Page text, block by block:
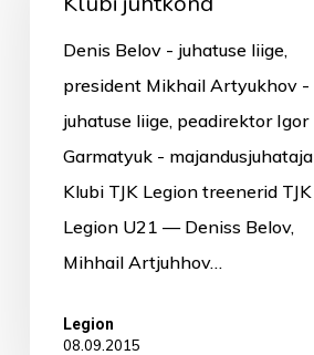
Denis Belov - juhatuse liige,
president Mikhail Artyukhov -
juhatuse liige, peadirektor Igor
Garmatyuk - majandusjuhataja
Klubi TJK Legion treenerid TJK
Legion U21 — Deniss Belov,
Mihhail Artjuhhov…
Legion
08.09.2015